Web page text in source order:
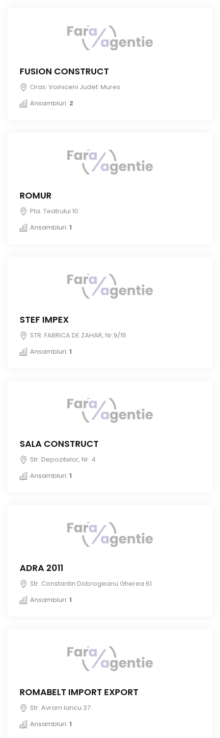
FUSION CONSTRUCT
Oras: Voiniceni Judet: Mures
Ansambluri: 2
ROMUR
Pta. Teatrului 10
Ansambluri: 1
STEF IMPEX
STR. FABRICA DE ZAHAR, Nr.9/15
Ansambluri: 1
SALA CONSTRUCT
Str. Depozitelor, Nr. 4
Ansambluri: 1
ADRA 2011
Str. Constantin Dobrogeanu Gherea 61
Ansambluri: 1
ROMABELT IMPORT EXPORT
Str. Avram Iancu 37
Ansambluri: 1